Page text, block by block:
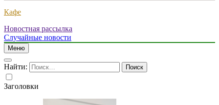
Кафе
Новостная рассылка
Случайные новости
Меню
Найти:
Заголовки